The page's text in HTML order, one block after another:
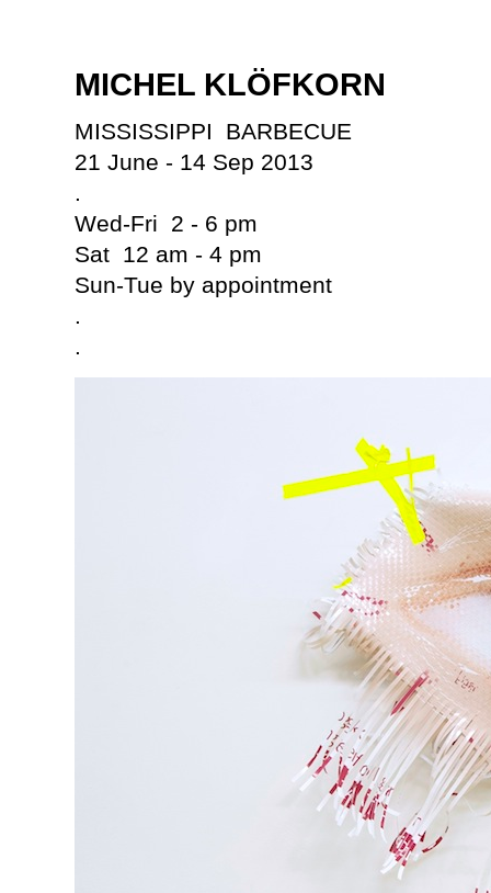
MICHEL KLÖFKORN
MISSISSIPPI BARBECUE
21 June - 14 Sep 2013
.
Wed-Fri 2 - 6 pm
Sat 12 am - 4 pm
Sun-Tue by appointment
.
.